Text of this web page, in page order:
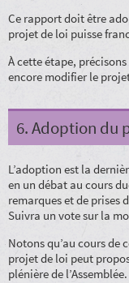
Ce rapport doit être
projet de loi puisse
À cette étape,
encore modifier le
6. Adoption du
L’adoption est la
en un débat au cours
remarques et de prises
Suivra un vote sur la
Notons qu’au cours de
projet de loi peut
plénière de l’Assemblée.